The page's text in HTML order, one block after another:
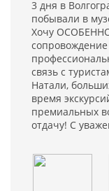
3 дня в
побывали в
Хочу ОСОБЕННО
связь с
Натали,
время
премиальных
отдачу! С